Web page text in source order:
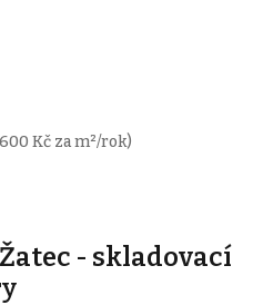
Kč za m²/rok)
- skladovací